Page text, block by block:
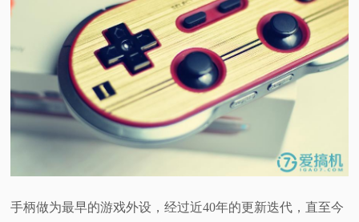
手柄做为最早的游戏外设，经过近40年的更新迭代，直至今